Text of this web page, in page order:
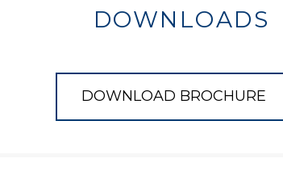
DOWNLOADS
DOWNLOAD BROCHURE